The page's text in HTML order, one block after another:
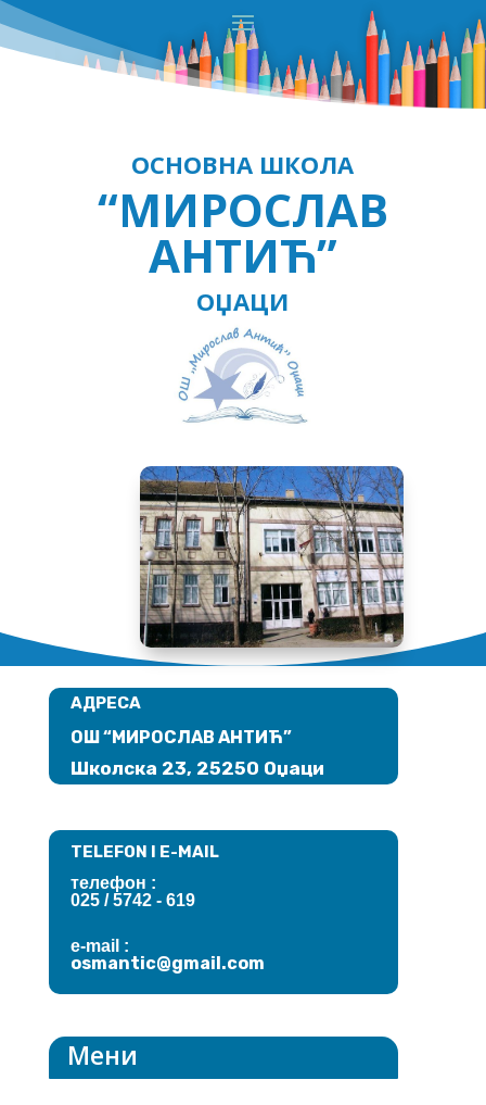
ОСНОВНА ШКОЛА
“МИРОСЛАВ
АНТИЋ”
ОЏАЦИ
АДРЕСА
ОШ “МИРОСЛАВ АНТИЋ”
Школска 23, 25250 Оџаци
TELEFON I E-MAIL
телефон :
025 / 5742 - 619
e-mail :
osmantic@gmail.com
Мени